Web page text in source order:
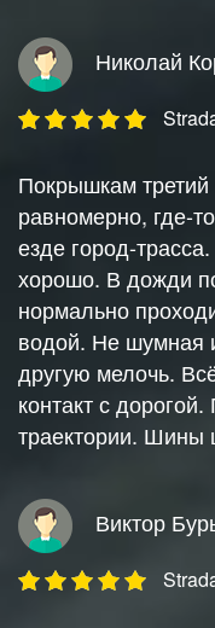
Николай
Покрышкам
равномерно, где-
езде город-
хорошо. В дожди
нормально
водой. Не шумная
другую мелочь.
контакт с
траектории. Шины
Виктор